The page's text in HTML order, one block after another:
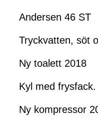
Andersen 46 ST
Tryckvatten, söt
Ny toalett 2018
Kyl med frysfack.
Ny kompressor